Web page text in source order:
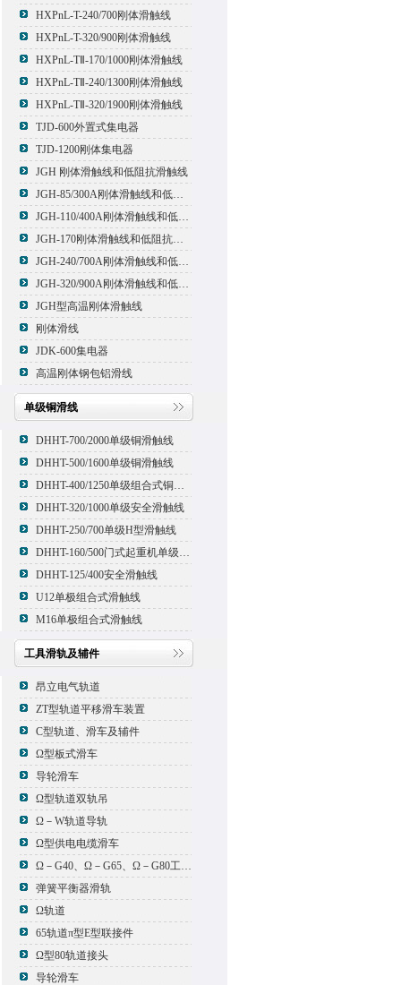
HXPnL-T-240/700刚体滑触线
HXPnL-T-320/900刚体滑触线
HXPnL-TⅡ-170/1000刚体滑触线
HXPnL-TⅡ-240/1300刚体滑触线
HXPnL-TⅡ-320/1900刚体滑触线
TJD-600外置式集电器
TJD-1200刚体集电器
JGH 刚体滑触线和低阻抗滑触线
JGH-85/300A刚体滑触线和低阻抗滑触线
JGH-110/400A刚体滑触线和低阻抗滑触线
JGH-170刚体滑触线和低阻抗滑触线
JGH-240/700A刚体滑触线和低阻抗滑触线
JGH-320/900A刚体滑触线和低阻抗滑触线
JGH型高温刚体滑触线
刚体滑线
JDK-600集电器
高温刚体钢包铝滑线
单级铜滑线
DHHT-700/2000单级铜滑触线
DHHT-500/1600单级铜滑触线
DHHT-400/1250单级组合式铜滑线,滑触线
DHHT-320/1000单级安全滑触线
DHHT-250/700单级H型滑触线
DHHT-160/500门式起重机单级组合式滑触线
DHHT-125/400安全滑触线
U12单极组合式滑触线
M16单极组合式滑触线
工具滑轨及辅件
昂立电气轨道
ZT型轨道平移滑车装置
C型轨道、滑车及辅件
Ω型板式滑车
导轮滑车
Ω型轨道双轨吊
Ω－W轨道导轨
Ω型供电电缆滑车
Ω－G40、Ω－G65、Ω－G80工具滑车
弹簧平衡器滑轨
Ω轨道
65轨道π型E型联接件
Ω型80轨道接头
导轮滑车